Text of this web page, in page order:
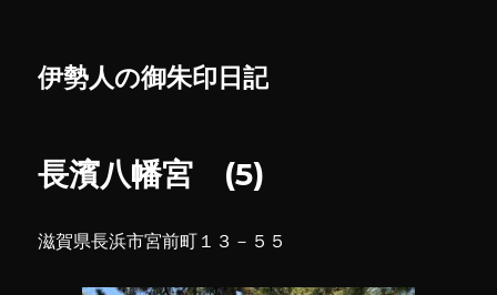
伊勢人の御朱印日記
長濱八幡宮 (5)
滋賀県長浜市宮前町１３－５５